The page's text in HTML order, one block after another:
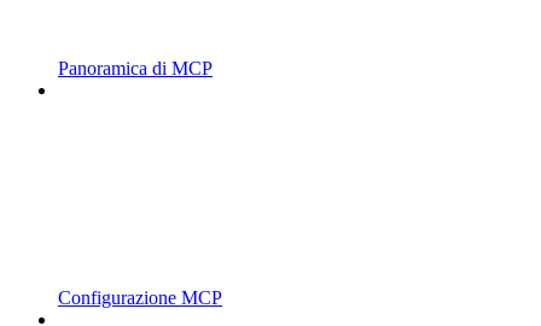
Panoramica di MCP
Configurazione MCP